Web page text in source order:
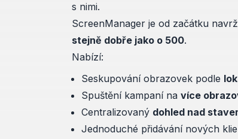
s nimi.
ScreenManager je od začátku
stejně dobře jako o 500.
Nabízí:
Seskupování obrazovek podle
Spuštění kampaní na více
Centralizovaný dohled nad
Jednoduché přidávání nových